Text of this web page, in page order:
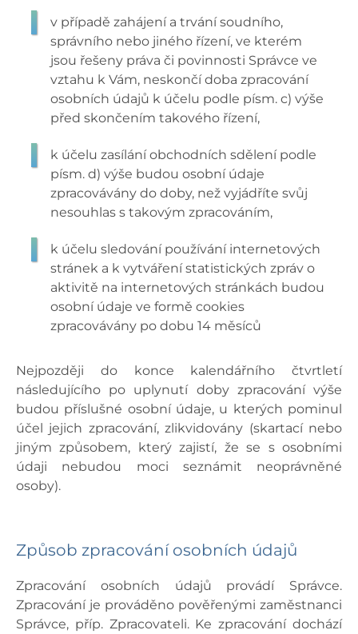
v případě zahájení a trvání soudního,
správního nebo jiného řízení, ve kterém
jsou řešeny práva či povinnosti Správce ve
vztahu k Vám, neskončí doba zpracování
osobních údajů k účelu podle písm. c) výše
před skončením takového řízení,
k účelu zasílání obchodních sdělení podle
písm. d) výše budou osobní údaje
zpracovávány do doby, než vyjádříte svůj
nesouhlas s takovým zpracováním,
k účelu sledování používání internetových
stránek a k vytváření statistických zpráv o
aktivitě na internetových stránkách budou
osobní údaje ve formě cookies
zpracovávány po dobu 14 měsíců
Nejpozději do konce kalendářního čtvrtletí
následujícího po uplynutí doby zpracování výše
budou příslušné osobní údaje, u kterých pominul
účel jejich zpracování, zlikvidovány (skartací nebo
jiným způsobem, který zajistí, že se s osobními
údaji nebudou moci seznámit neoprávněné
osoby).
Způsob zpracování osobních údajů
Zpracování osobních údajů provádí Správce.
Zpracování je prováděno pověřenými zaměstnanci
Správce, příp. Zpracovateli. Ke zpracování dochází